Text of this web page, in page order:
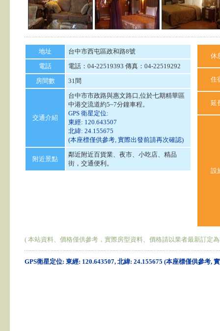
地址
台中市西屯區政和路8號
電話
電話：04-22519393 傳真：04-22519292
房間數
31間
交通介紹
台中市市政路與惠文路口,位於七期精華區
中港交流道約5~7分鐘車程。
GPS 衛星定位:
東經: 120.643507
北緯: 24.155675
(本座標僅供參考, 實際出發前請再次確認)
附近景點
鄰近附近百貨業、夜市、小吃店、精品
街，交通便利。
休
住
延
設
( 本站資料、價格僅供參考，實際房型資料、價格請以業者最新訂定
GPS衛星定位: 東經: 120.643507, 北緯: 24.155675 (本座標僅供參考,